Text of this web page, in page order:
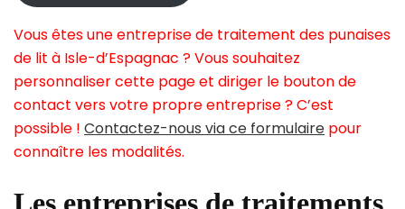
Vous êtes une entreprise de traitement des punaises
de lit à Isle-d’Espagnac ? Vous souhaitez
personnaliser cette page et diriger le bouton de
contact vers votre propre entreprise ? C’est
possible ! Contactez-nous via ce formulaire pour
connaître les modalités.